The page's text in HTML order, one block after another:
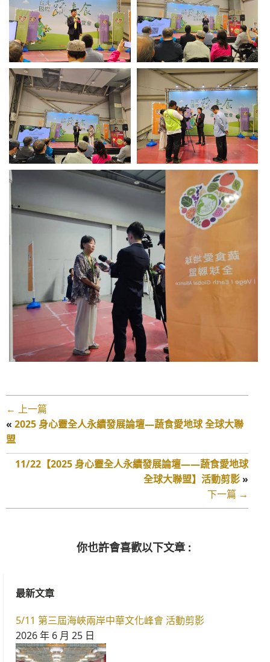
← 上一篇
« 2025 身心靈全人永續發展論壇—蔬食愛地球 全球大聯
盟
11/22【2025 身心靈全人永續發展論壇——蔬食愛地球
全球大聯盟】活動剪影»
下一篇 →
你也許會喜歡以下文章 :
最新文章
5/11 第三屆海峽兩岸中華文化峰會 活動剪影
2026 年 6 月 25 日